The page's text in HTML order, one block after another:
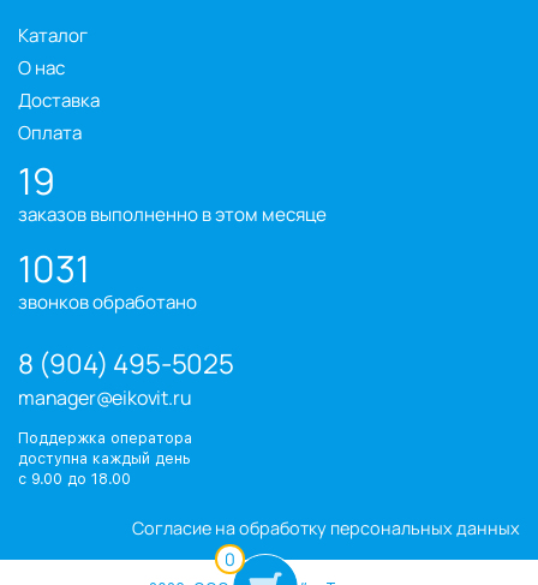
Каталог
О нас
Доставка
Оплата
19
заказов выполненно в этом месяце
1031
звонков обработано
8 (904) 495-5025
manager@eikovit.ru
Поддержка оператора
доступна каждый день
с 9.00 до 18.00
Согласие на обработку персональных данных
0